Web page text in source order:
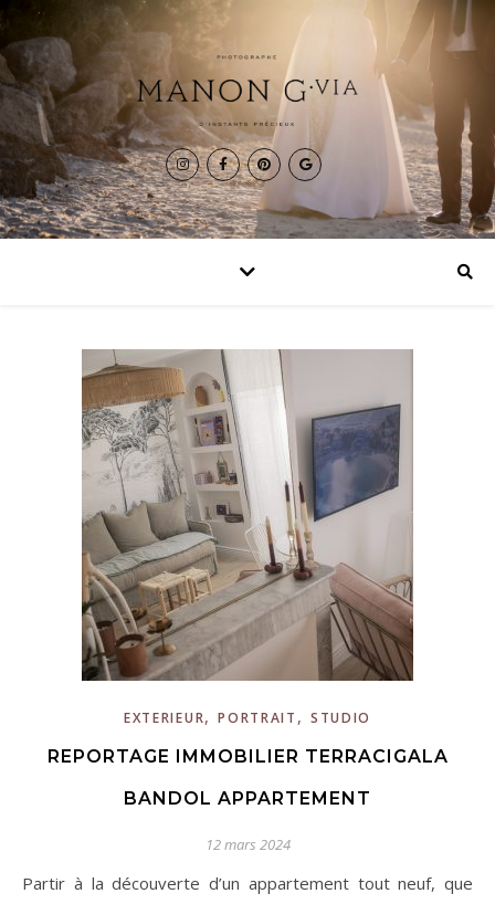
EXTERIEUR,PORTRAIT , STUDIO
REPORTAGE IMMOBILIER TERRACIGALA
BANDOL APPARTEMENT
12 mars 2024
Partir à la découverte d’un appartement tout neuf, que